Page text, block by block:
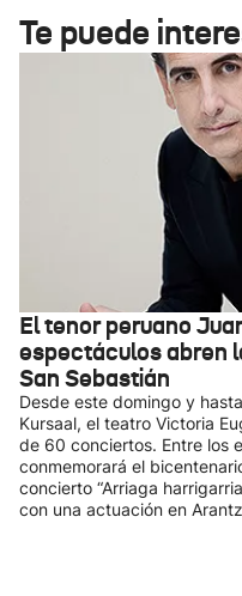
Te puede
El tenor peruano
espectáculos abren
San Sebastián
Desde este domingo y
Kursaal, el teatro Victoria
de 60 conciertos. Entre los
conmemorará el
concierto “Arriaga
con una actuación en